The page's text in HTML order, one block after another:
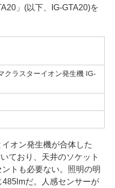
」(以下、IG-GTA20)を
クラスターイオン発生機 IG-
オン発生機が合体した
ており、天井のソケット
トも必要ない。照明の明
だ。人感センサーが